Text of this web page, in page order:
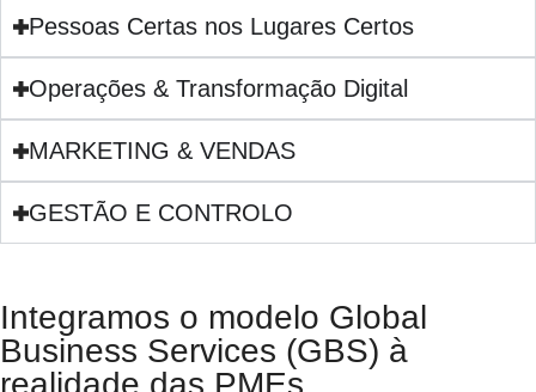
Pessoas Certas nos Lugares Certos
Operações & Transformação Digital
MARKETING & VENDAS
GESTÃO E CONTROLO
Integramos o modelo Global
Business Services (GBS) à
realidade das PMEs ​